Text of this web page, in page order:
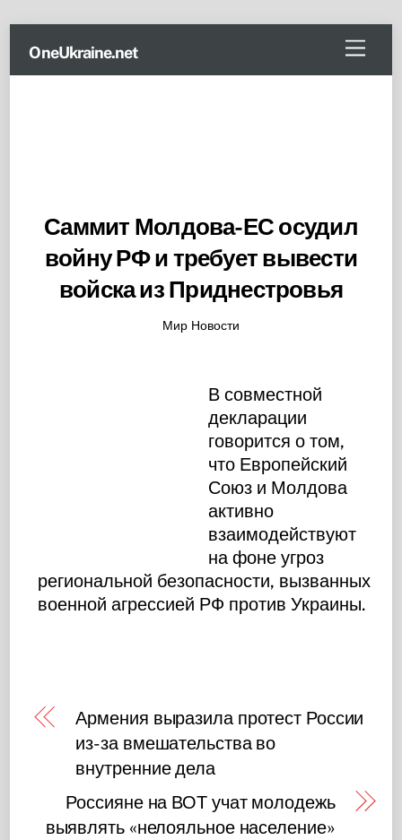
content
Menu
OneUkraine.net
Саммит Молдова-ЕС осудил
войну РФ и требует вывести
войска из Приднестровья
Мир Новости
В совместной
декларации
говорится о том,
что Европейский
Союз и Молдова
активно
взаимодействуют
на фоне угроз
региональной безопасности, вызванных
военной агрессией РФ против Украины.
Армения выразила протест России
из-за вмешательства во
внутренние дела
Россияне на ВОТ учат молодежь
выявлять «нелояльное население»